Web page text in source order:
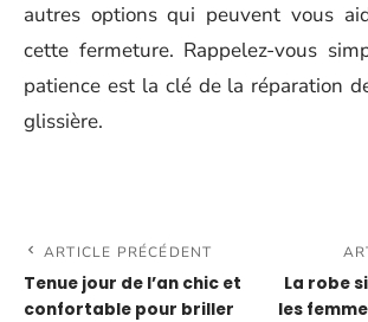
autres options qui peuvent vous
cette fermeture. Rappelez-vous
patience est la clé de la réparation
glissière.
ARTICLE PRÉCÉDENT
Tenue jour de l’an chic et
confortable pour briller
La robe
les